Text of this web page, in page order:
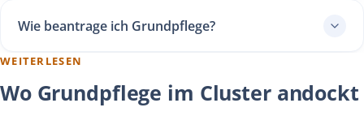
Wie beantrage ich Grundpflege?
WEITERLESEN
Wo Grundpflege im Cluster andockt